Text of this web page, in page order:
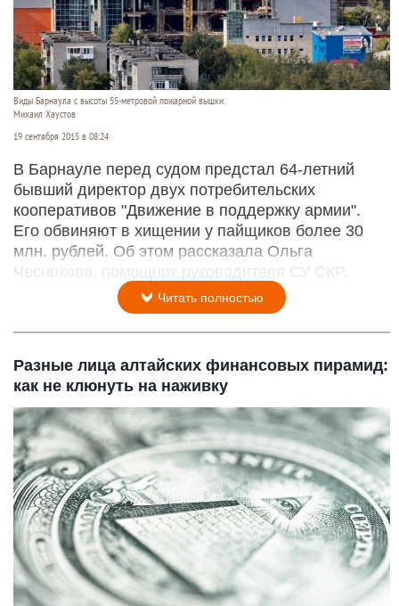
Виды Барнаула с высоты 55-метровой пожарной вышки.
Михаил Хаустов
19 сентября 2015 в 08:24
В Барнауле перед судом предстал 64-летний
бывший директор двух потребительских
кооперативов "Движение в поддержку армии".
Его обвиняют в хищении у пайщиков более 30
млн. рублей. Об этом рассказала Ольга
Чеснокова, помощник руководителя СУ СКР.
Читать полностью
Разные лица алтайских финансовых пирамид:
как не клюнуть на наживку